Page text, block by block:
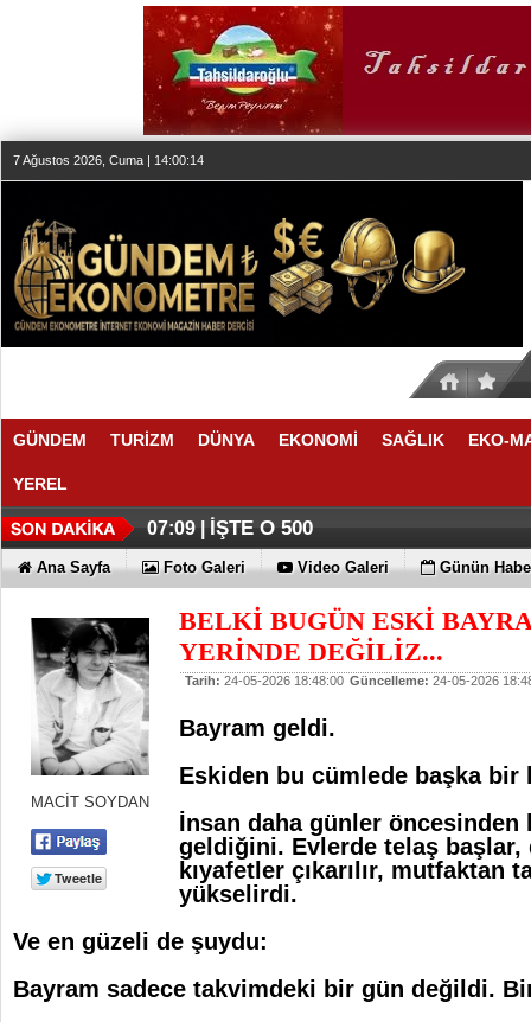
7 Ağustos 2026, Cuma | 14:00:14
GÜNDEM TURİZM DÜNYA EKONOMİ SAĞLIK EKO-
YEREL
07:09 | İŞTE O 500
Ana Sayfa Foto Galeri Video Galeri Günün
MACİT SOYDAN
BELKİ BUGÜN ESKİ
YERİNDE DEĞİLİZ...
Tarih: 24-05-2026 18:48:00 Güncelleme: 24-05-2026
Bayram geldi.
Eskiden bu cümlede başka bir
İnsan daha günler öncesinden
geldiğini. Evlerde telaş
kıyafetler çıkarılır, mutfaktan
yükselirdi.
Ve en güzeli de şuydu:
Bayram sadece takvimdeki bir gün değildi.